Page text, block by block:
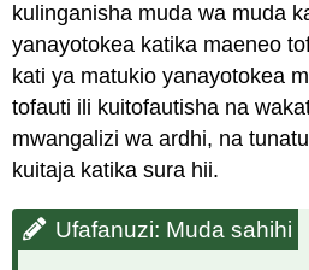
kulinganisha muda wa muda
yanayotokea katika maeneo
kati ya matukio yanayotokea
tofauti ili kuitofautisha na
mwangalizi wa ardhi, na
kuitaja katika sura hii.
Ufafanuzi: Muda sahihi